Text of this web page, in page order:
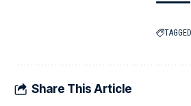
Share This Article